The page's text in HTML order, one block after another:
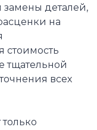
замены деталей,
на
стоимость
тщательной
всех